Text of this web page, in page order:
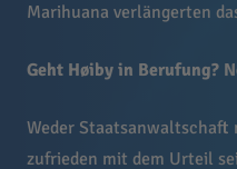
Marihuana verlängerten
Geht Høiby in Berufung?
Weder Staatsanwaltschaft
zufrieden mit dem Urteil